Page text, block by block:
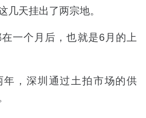
几天挂出了两宗地。
一个月后，也就是6月的上
年，深圳通过土拍市场的供